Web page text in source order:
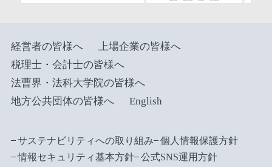
経営者の皆様へ
上場企業の皆様へ
税理士・会計士の皆様へ
法曹界・法科大学院の皆様へ
地方公共団体の皆様へ
English
サステナビリティへの取り組み
個人情報保護方針
情報セキュリティ基本方針
公式SNS運用方針